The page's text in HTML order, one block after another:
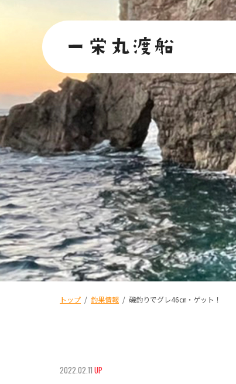
トップ / 釣果情報 / 磯釣りでグレ46㎝・ゲット！
2022.02.11 UP